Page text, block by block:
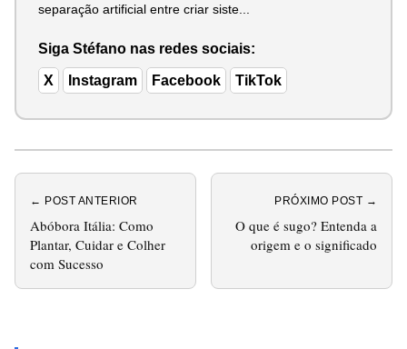
separação artificial entre criar siste...
Siga Stéfano nas redes sociais:
X Instagram Facebook TikTok
← POST ANTERIOR
Abóbora Itália: Como
Plantar, Cuidar e Colher
com Sucesso
PRÓXIMO POST →
O que é sugo? Entenda a
origem e o significado